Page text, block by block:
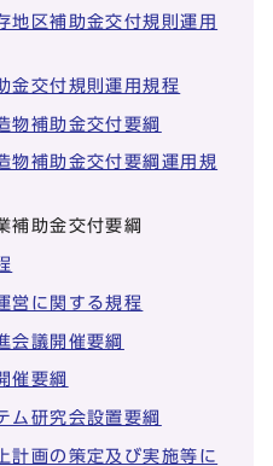
地区補助金交付規則運用
金交付規則運用規程
物補助金交付要綱
物補助金交付要綱運用規
補助金交付要綱
営に関する規程
会議開催要綱
催要綱
ム研究会設置要綱
計画の策定及び実施等に